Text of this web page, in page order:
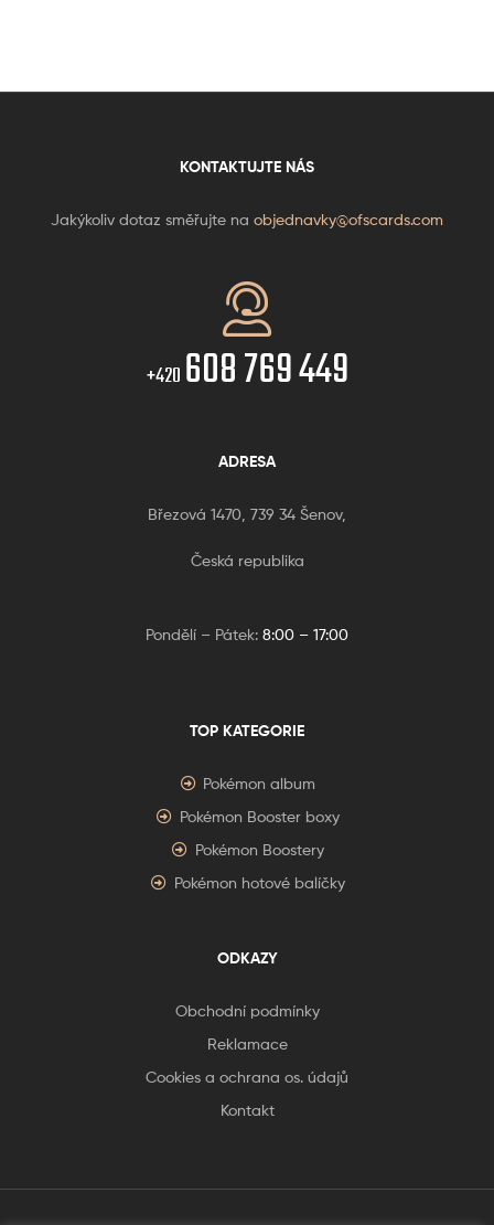
KONTAKTUJTE NÁS
Jakýkoliv dotaz směřujte na objednavky@ofscards.com
+420 608 769 449
ADRESA
Březová 1470, 739 34 Šenov,
Česká republika
Pondělí – Pátek: 8:00 – 17:00
TOP KATEGORIE
Pokémon album
Pokémon Booster boxy
Pokémon Boostery
Pokémon hotové balíčky
ODKAZY
Obchodní podmínky
Reklamace
Cookies a ochrana os. údajů
Kontakt